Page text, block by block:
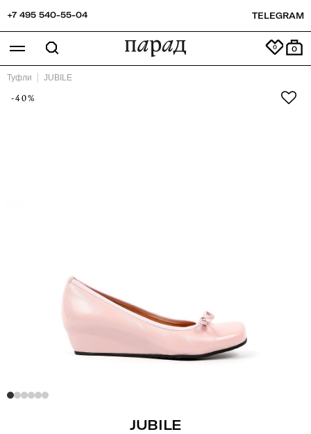
+7 495 540-55-04 TELEGRAM
0
Туфли JUBILE
-40%
JUBILE